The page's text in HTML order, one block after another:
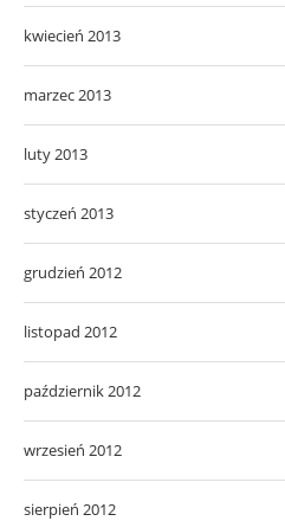
kwiecień 2013
marzec 2013
luty 2013
styczeń 2013
grudzień 2012
listopad 2012
październik 2012
wrzesień 2012
sierpień 2012